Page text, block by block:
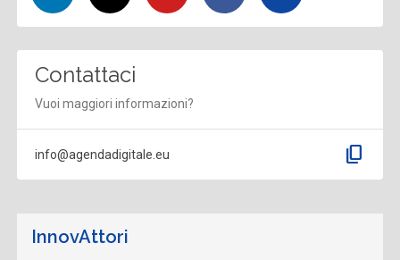
Contattaci
Vuoi maggiori informazioni?
info@agendadigitale.eu content_copy
InnovAttori